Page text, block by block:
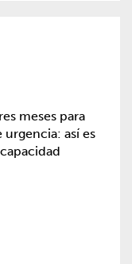
meses para
así es